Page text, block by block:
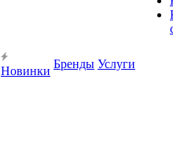
Новинки
Бренды Услуги